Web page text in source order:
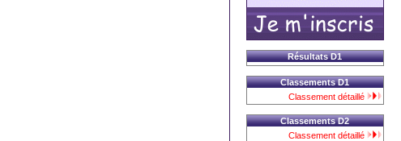
Résultats D1
Classements D1
Classement détaillé
Classements D2
Classement détaillé